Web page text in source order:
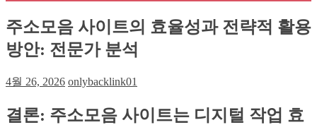
주소모음 사이트의 효율성과 전략적 활용
방안: 전문가 분석
4월 26, 2026 onlybacklink01
결론: 주소모음 사이트는 디지털 작업 효